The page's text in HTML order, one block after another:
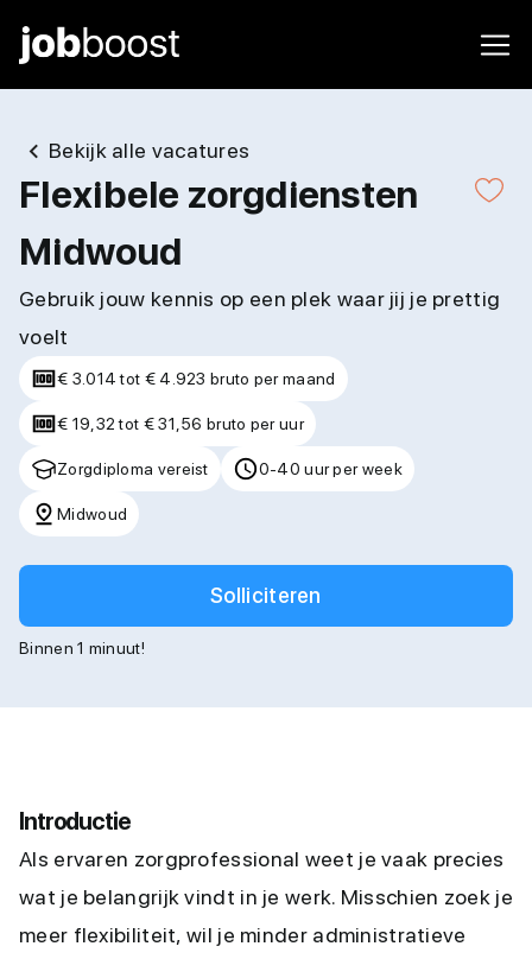
Bekijk alle vacatures
Flexibele zorgdiensten
Midwoud
Gebruik jouw kennis op een plek waar jij je prettig
voelt
€ 3.014 tot € 4.923 bruto per maand
€ 19,32 tot € 31,56 bruto per uur
Zorgdiploma vereist 0-40 uur per week
Midwoud
Solliciteren
Binnen 1 minuut!
Introductie
Als ervaren zorgprofessional weet je vaak precies
wat je belangrijk vindt in je werk. Misschien zoek je
meer flexibiliteit, wil je minder administratieve